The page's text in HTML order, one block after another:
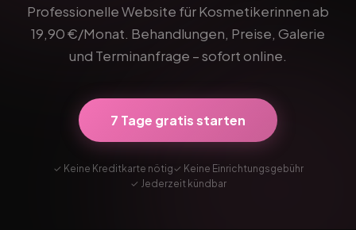
Professionelle Website für Kosmetikerinnen ab
19,90 €/Monat. Behandlungen, Preise, Galerie
und Terminanfrage – sofort online.
7 Tage gratis starten
✓ Keine Kreditkarte nötig✓ Keine Einrichtungsgebühr
✓ Jederzeit kündbar